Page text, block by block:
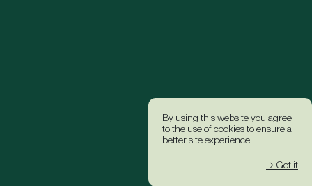
By using this website you agree
to the use of cookies to ensure a
better site experience.
→ Got it